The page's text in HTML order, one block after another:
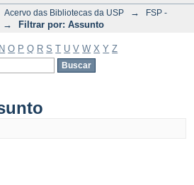
Acervo das Bibliotecas da USP →
FSP -
→ Filtrar por: Assunto
N O P Q R S T U V W X Y Z